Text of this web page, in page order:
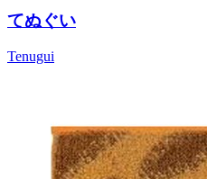
てぬぐい
Tenugui